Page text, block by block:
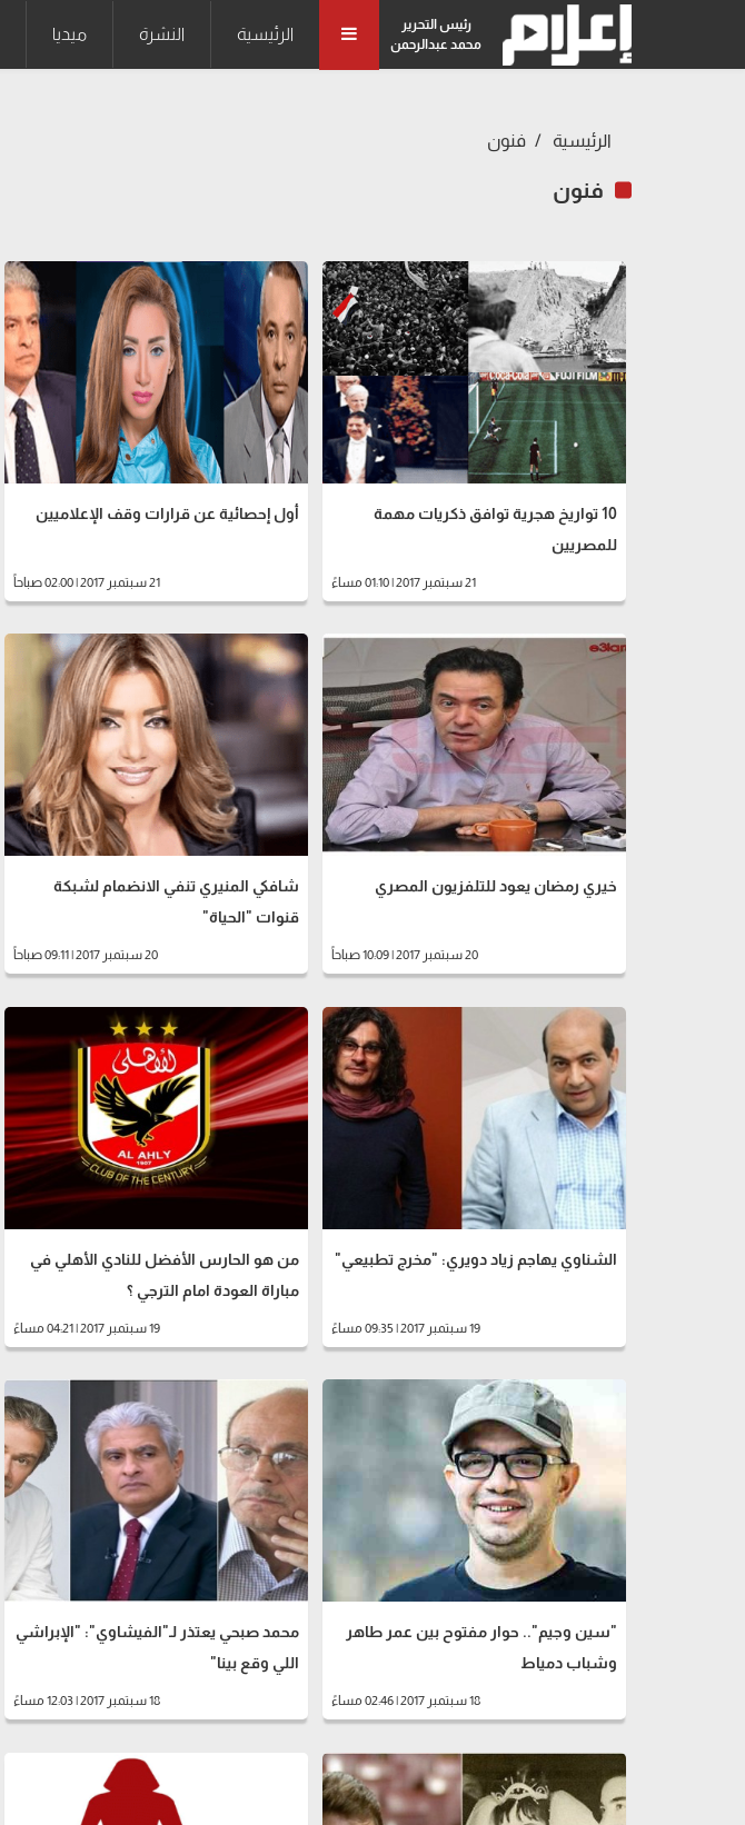
رئيس التحرير
محمد عبدالرحمن
الرئيسية النشرة ميديا
الرئيسية فنون
فنون
10 تواريخ هجرية توافق ذكريات مهمة
للمصريين
21 سبتمبر 2017 | 01:10 مساءً
أول إحصائية عن قرارات وقف الإعلاميين
21 سبتمبر 2017 | 02:00 صباحاً
خيري رمضان يعود للتلفزيون المصري
20 سبتمبر 2017 | 10:09 صباحاً
شافكي المنيري تنفي الانضمام لشبكة
قنوات "الحياة"
20 سبتمبر 2017 | 09:11 صباحاً
الشناوي يهاجم زياد دويري: "مخرج تطبيعي"
19 سبتمبر 2017 | 09:35 مساءً
من هو الحارس الأفضل للنادي الأهلي في
مباراة العودة امام الترجي ؟
19 سبتمبر 2017 | 04:21 مساءً
"سين وجيم".. حوار مفتوح بين عمر طاهر
وشباب دمياط
18 سبتمبر 2017 | 02:46 مساءً
محمد صبحي يعتذر لـ"الفيشاوي": "الإبراشي
اللي وقع بينا"
18 سبتمبر 2017 | 12:03 مساءً